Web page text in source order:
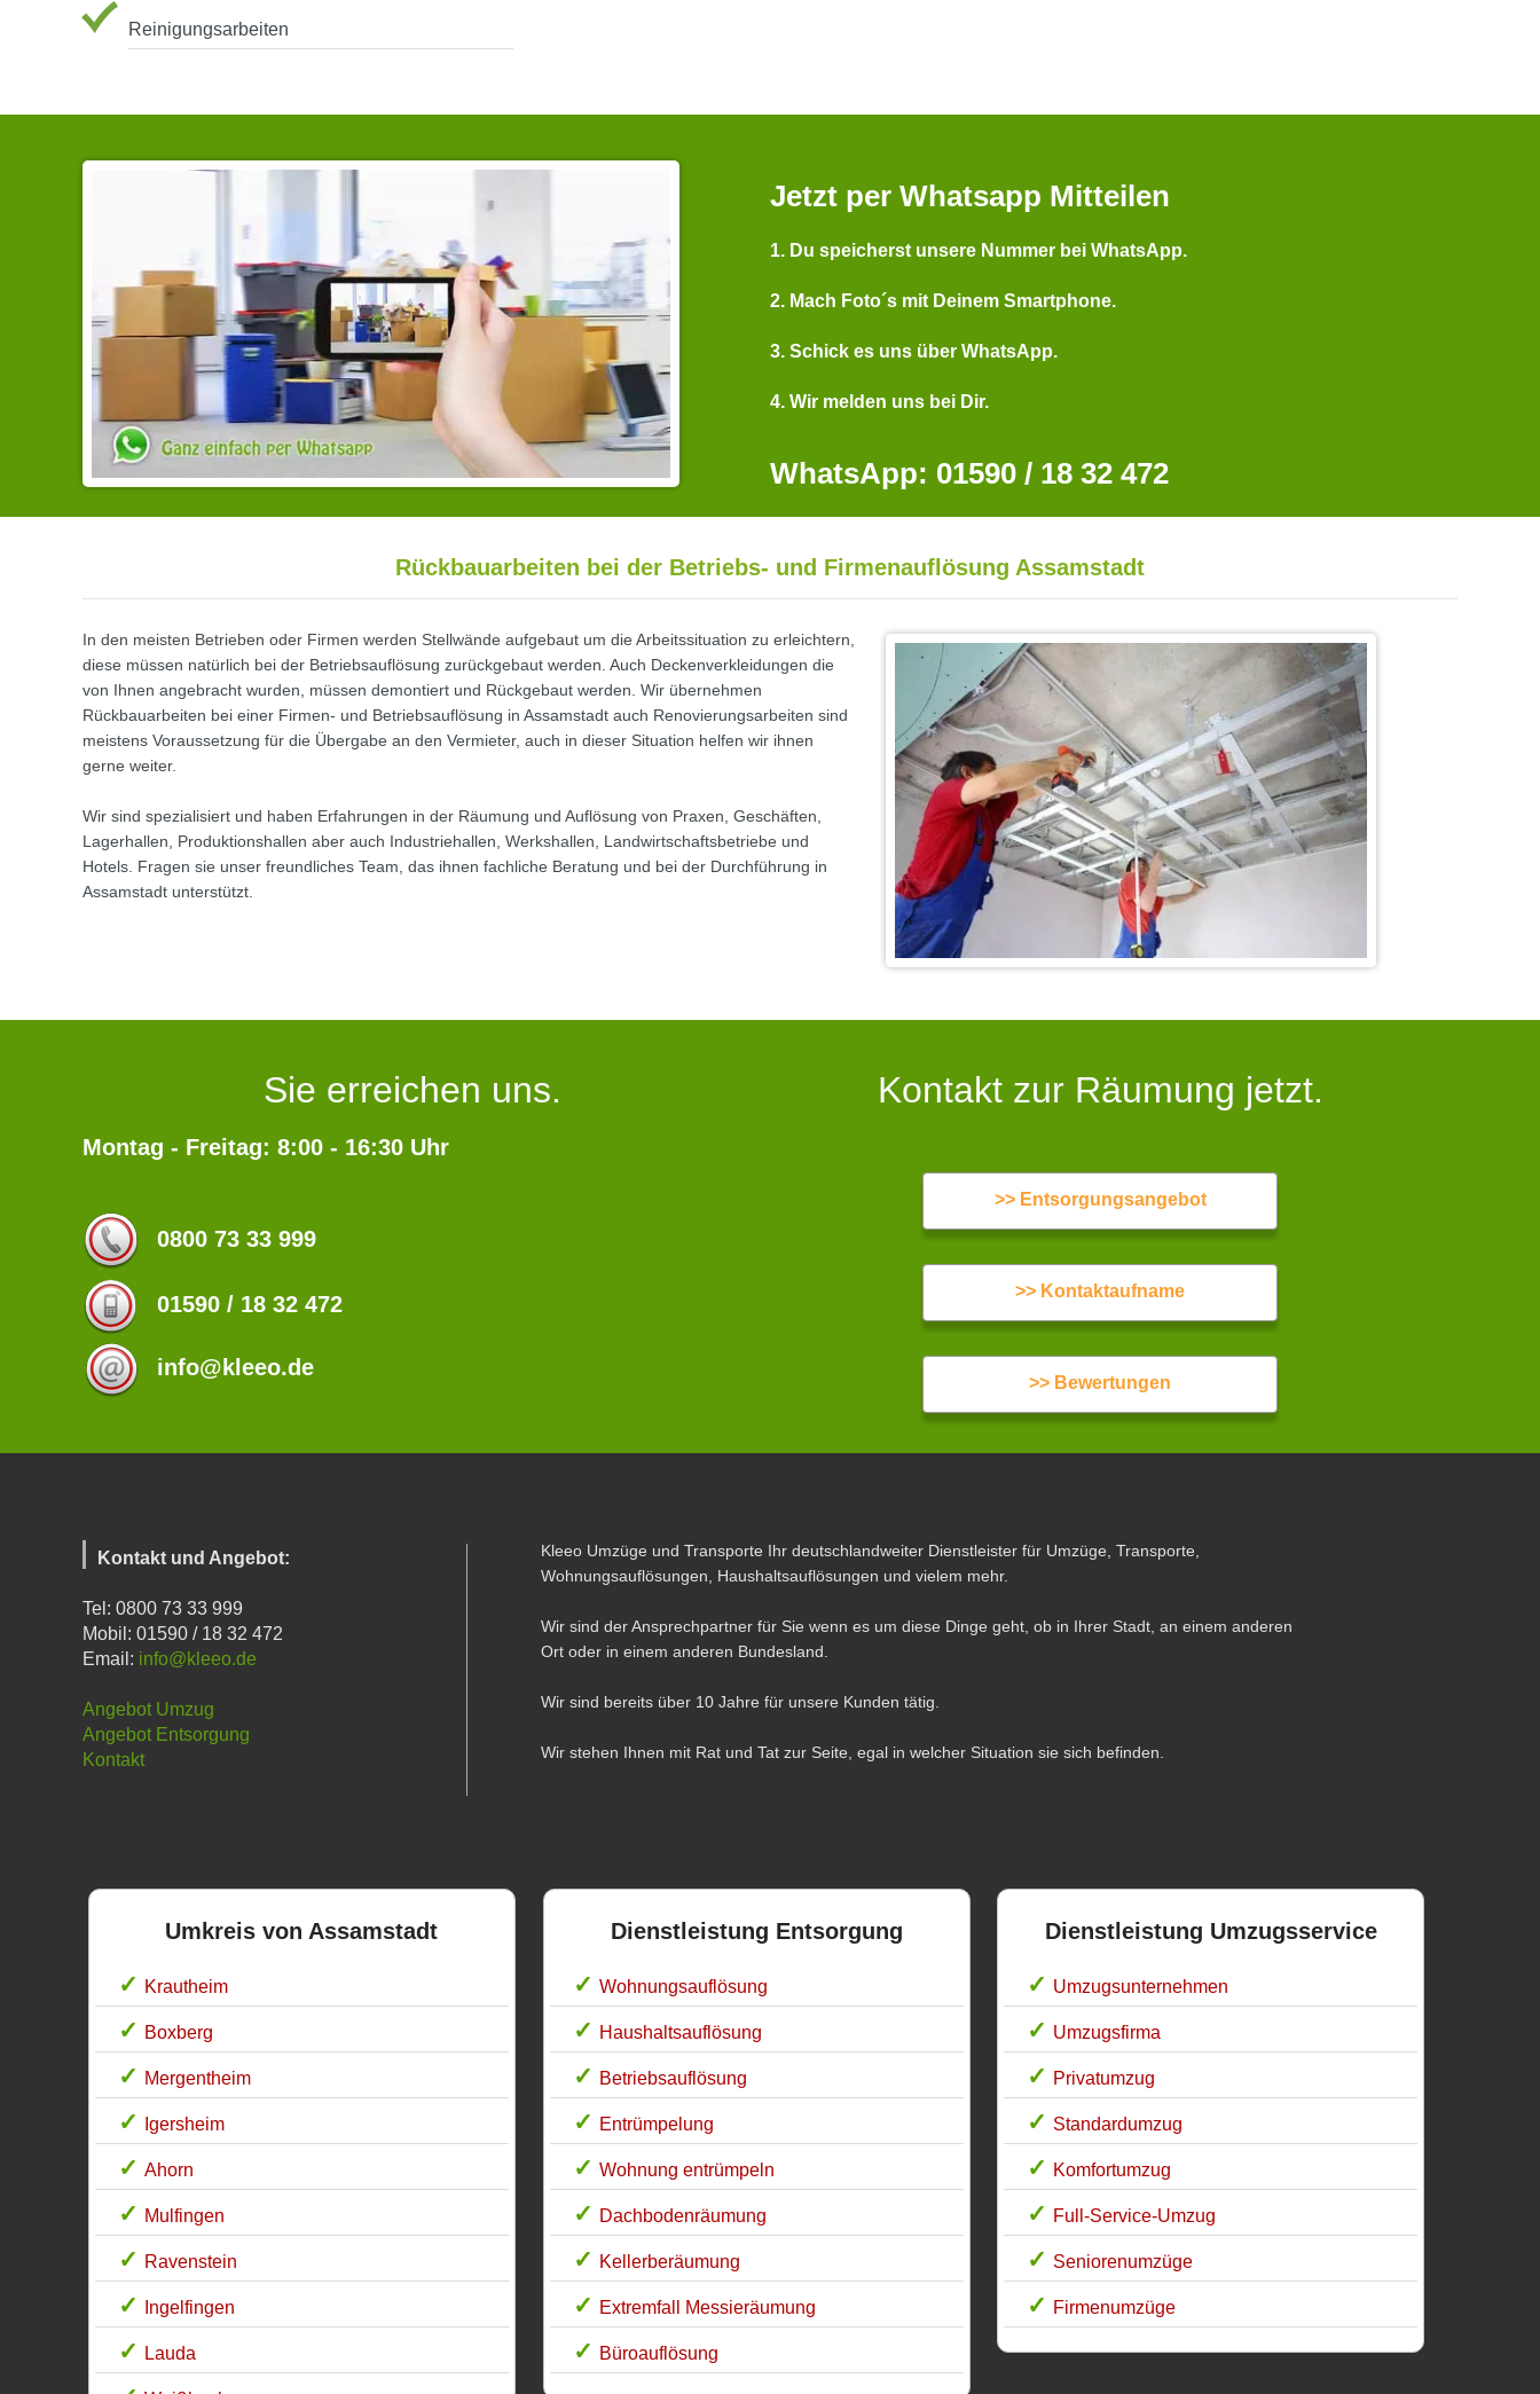
Reinigungsarbeiten
Jetzt per Whatsapp Mitteilen
1. Du speicherst unsere Nummer bei WhatsApp.
2. Mach Foto´s mit Deinem Smartphone.
3. Schick es uns über WhatsApp.
4. Wir melden uns bei Dir.
WhatsApp: 01590 / 18 32 472
Rückbauarbeiten bei der Betriebs- und Firmenauflösung Assamstadt
In den meisten Betrieben oder Firmen werden Stellwände aufgebaut um die Arbeitssituation zu erleichtern,
diese müssen natürlich bei der Betriebsauflösung zurückgebaut werden. Auch Deckenverkleidungen die
von Ihnen angebracht wurden, müssen demontiert und Rückgebaut werden. Wir übernehmen
Rückbauarbeiten bei einer Firmen- und Betriebsauflösung in Assamstadt auch Renovierungsarbeiten sind
meistens Voraussetzung für die Übergabe an den Vermieter, auch in dieser Situation helfen wir ihnen
gerne weiter.
Wir sind spezialisiert und haben Erfahrungen in der Räumung und Auflösung von Praxen, Geschäften,
Lagerhallen, Produktionshallen aber auch Industriehallen, Werkshallen, Landwirtschaftsbetriebe und
Hotels. Fragen sie unser freundliches Team, das ihnen fachliche Beratung und bei der Durchführung in
Assamstadt unterstützt.
Sie erreichen uns.
Montag - Freitag: 8:00 - 16:30 Uhr
0800 73 33 999
01590 / 18 32 472
info@kleeo.de
Kontakt zur Räumung jetzt.
>> Entsorgungsangebot
>> Kontaktaufname
>> Bewertungen
Kontakt und Angebot:
Tel: 0800 73 33 999
Mobil: 01590 / 18 32 472
Email: info@kleeo.de
Angebot Umzug
Angebot Entsorgung
Kontakt
Kleeo Umzüge und Transporte Ihr deutschlandweiter Dienstleister für Umzüge, Transporte,
Wohnungsauflösungen, Haushaltsauflösungen und vielem mehr.
Wir sind der Ansprechpartner für Sie wenn es um diese Dinge geht, ob in Ihrer Stadt, an einem anderen
Ort oder in einem anderen Bundesland.
Wir sind bereits über 10 Jahre für unsere Kunden tätig.
Wir stehen Ihnen mit Rat und Tat zur Seite, egal in welcher Situation sie sich befinden.
Umkreis von Assamstadt
Krautheim
Boxberg
Mergentheim
Igersheim
Ahorn
Mulfingen
Ravenstein
Ingelfingen
Lauda
Dienstleistung Entsorgung
Wohnungsauflösung
Haushaltsauflösung
Betriebsauflösung
Entrümpelung
Wohnung entrümpeln
Dachbodenräumung
Kellerberäumung
Extremfall Messieräumung
Büroauflösung
Dienstleistung Umzugsservice
Umzugsunternehmen
Umzugsfirma
Privatumzug
Standardumzug
Komfortumzug
Full-Service-Umzug
Seniorenumzüge
Firmenumzüge